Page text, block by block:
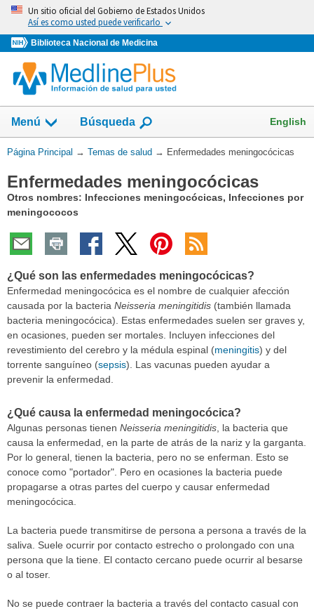
Omita
vaya
al
Contenido
Un sitio oficial del Gobierno de Estados Unidos
Así es como usted puede verificarlo
Biblioteca Nacional de Medicina
Menú
Mostrar
campo
de
Búsqueda English
Usted
aquí:
Página Principal → Temas de salud → Enfermedades meningocócicas
Enfermedades meningocócicas
Otros nombres: Infecciones meningocócicas, Infecciones por
meningococos
¿Qué son las enfermedades meningocócicas?
Enfermedad meningocócica es el nombre de cualquier afección
causada por la bacteria Neisseria meningitidis (también llamada
bacteria meningocócica). Estas enfermedades suelen ser graves y,
en ocasiones, pueden ser mortales. Incluyen infecciones del
revestimiento del cerebro y la médula espinal (meningitis) y del
torrente sanguíneo (sepsis). Las vacunas pueden ayudar a
prevenir la enfermedad.
¿Qué causa la enfermedad meningocócica?
Algunas personas tienen Neisseria meningitidis , la bacteria que
causa la enfermedad, en la parte de atrás de la nariz y la garganta.
Por lo general, tienen la bacteria, pero no se enferman. Esto se
conoce como "portador". Pero en ocasiones la bacteria puede
propagarse a otras partes del cuerpo y causar enfermedad
meningocócica.
La bacteria puede transmitirse de persona a persona a través de la
saliva. Suele ocurrir por contacto estrecho o prolongado con una
persona que la tiene. El contacto cercano puede ocurrir al besarse
o al toser.
No se puede contraer la bacteria a través del contacto casual con